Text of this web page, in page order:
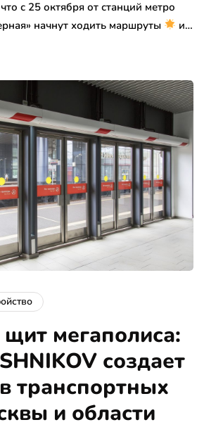
с 25 октября от станций метро
начнут ходить маршруты
и…
мегаполиса:
создает
транспортных
и области